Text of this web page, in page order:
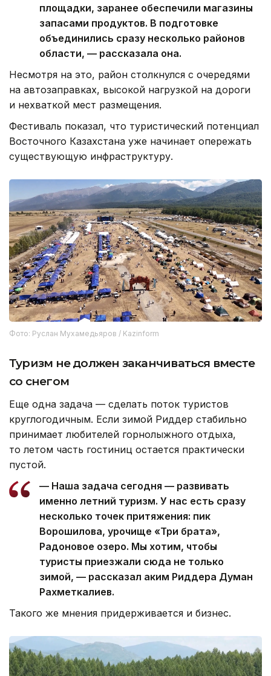
площадки, заранее обеспечили магазины
запасами продуктов. В подготовке
объединились сразу несколько районов
области, — рассказала она.
Несмотря на это, район столкнулся с очередями
на автозаправках, высокой нагрузкой на дороги
и нехваткой мест размещения.
Фестиваль показал, что туристический потенциал
Восточного Казахстана уже начинает опережать
существующую инфраструктуру.
Фото: Руслан Мухамедьяров / Kazinform
Туризм не должен заканчиваться вместе
со снегом
Еще одна задача — сделать поток туристов
круглогодичным. Если зимой Риддер стабильно
принимает любителей горнолыжного отдыха,
то летом часть гостиниц остается практически
пустой.
— Наша задача сегодня — развивать
именно летний туризм. У нас есть сразу
несколько точек притяжения: пик
Ворошилова, урочище «Три брата»,
Радоновое озеро. Мы хотим, чтобы
туристы приезжали сюда не только
зимой, — рассказал аким Риддера Думан
Рахметкалиев.
Такого же мнения придерживается и бизнес.